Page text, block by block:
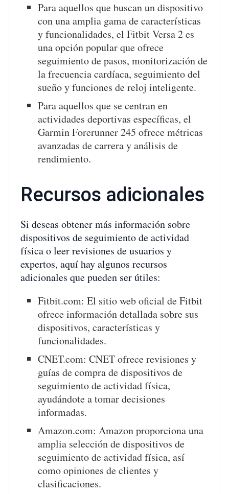
Para aquellos que buscan un dispositivo
con una amplia gama de características
y funcionalidades, el Fitbit Versa 2 es
una opción popular que ofrece
seguimiento de pasos, monitorización de
la frecuencia cardíaca, seguimiento del
sueño y funciones de reloj inteligente.
Para aquellos que se centran en
actividades deportivas específicas, el
Garmin Forerunner 245 ofrece métricas
avanzadas de carrera y análisis de
rendimiento.
Recursos adicionales
Si deseas obtener más información sobre
dispositivos de seguimiento de actividad
física o leer revisiones de usuarios y
expertos, aquí hay algunos recursos
adicionales que pueden ser útiles:
Fitbit.com: El sitio web oficial de Fitbit
ofrece información detallada sobre sus
dispositivos, características y
funcionalidades.
CNET.com: CNET ofrece revisiones y
guías de compra de dispositivos de
seguimiento de actividad física,
ayudándote a tomar decisiones
informadas.
Amazon.com: Amazon proporciona una
amplia selección de dispositivos de
seguimiento de actividad física, así
como opiniones de clientes y
clasificaciones.